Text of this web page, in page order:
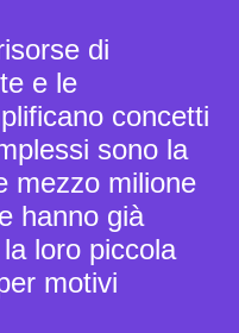
di
e le
concetti
sono la
mezzo milione
hanno già
loro piccola
motivi